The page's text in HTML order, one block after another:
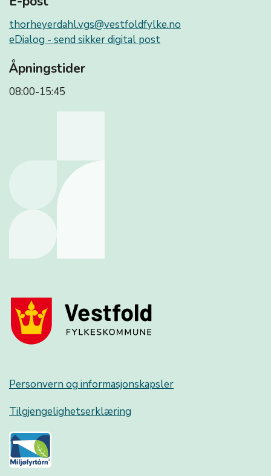
thorheyerdahl.vgs@vestfoldfylke.no
eDialog - send sikker digital post
Åpningstider
08:00-15:45
Personvern og informasjonskapsler
Tilgjengelighetserklæring